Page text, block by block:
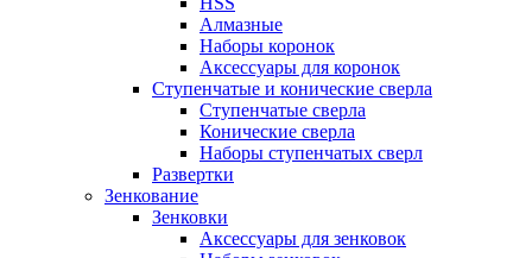
Алмазные
Наборы коронок
Аксессуары для коронок
Ступенчатые и конические сверла
Ступенчатые сверла
Конические сверла
Наборы ступенчатых сверл
Развертки
Зенкование
Зенковки
Аксессуары для зенковок